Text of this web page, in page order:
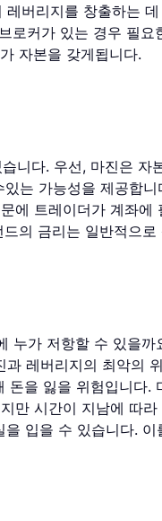
버리지를 창출하는
로커가 있는 경우 필
자본을 갖게됩니다.
니다. 우선, 마진은 자
는 가능성을 제공합
에 트레이더가 계좌에
의 금리는 일반적으
누가 저항할 수 있을까
레버리지의 최악의
을 잃을 위험입니다.
만 시간이 지남에 따
입을 수 있습니다.